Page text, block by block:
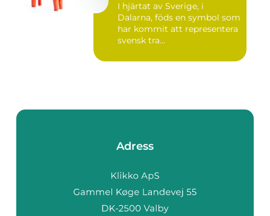
I hjärtat av Sverige, i
Dalarna, föds en symbol som
har kommit att representera
svensk tra...
Adress